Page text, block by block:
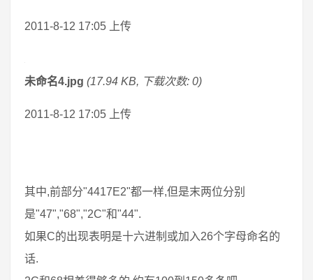
2011-8-12 17:05 上传
未命名4.jpg (17.94 KB, 下载次数: 0)
2011-8-12 17:05 上传
其中,前部分"4417E2"都一样,但是末两位分别
是"47","68","2C"和"44".
如果C的出现表明是十六进制或加入26个字母命名的
话.